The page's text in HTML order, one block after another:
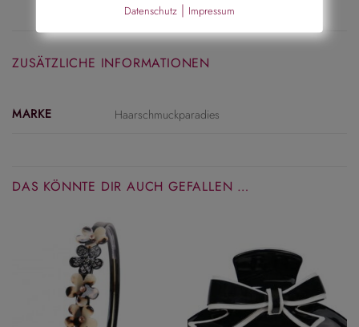
ZUSÄTZLICHE INFORMATIONEN
MARKE Haarschmuckparadies
DAS KÖNNTE DIR AUCH GEFALLEN …
Datenschutz| Impressum